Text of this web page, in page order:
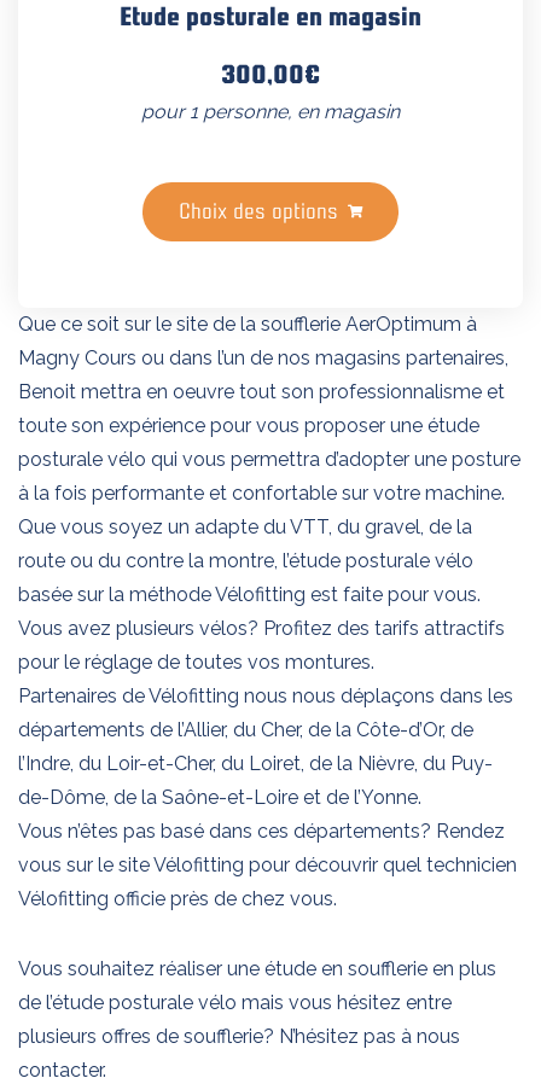
Etude posturale en magasin
300,00€
pour 1 personne, en magasin
Choix des options
variations.
Les
options
peuvent
être
choisies
sur
la
page
du
Que ce soit sur le site de la soufflerie AerOptimum à
Magny Cours ou dans l’un de nos magasins partenaires,
Benoit mettra en oeuvre tout son professionnalisme et
toute son expérience pour vous proposer une étude
posturale vélo qui vous permettra d’adopter une posture
à la fois performante et confortable sur votre machine.
Que vous soyez un adapte du VTT, du gravel, de la
route ou du contre la montre, l’étude posturale vélo
basée sur la méthode Vélofitting est faite pour vous.
Vous avez plusieurs vélos? Profitez des tarifs attractifs
pour le réglage de toutes vos montures.
Partenaires de Vélofitting nous nous déplaçons dans les
départements de l’Allier, du Cher, de la Côte-d’Or, de
l’Indre, du Loir-et-Cher, du Loiret, de la Nièvre, du Puy-
de-Dôme, de la Saône-et-Loire et de l’Yonne.
Vous n’êtes pas basé dans ces départements? Rendez
vous sur le site Vélofitting pour découvrir quel technicien
Vélofitting officie près de chez vous.
Vous souhaitez réaliser une étude en soufflerie en plus
de l’étude posturale vélo mais vous hésitez entre
plusieurs offres de soufflerie? N’hésitez pas à nous
contacter.